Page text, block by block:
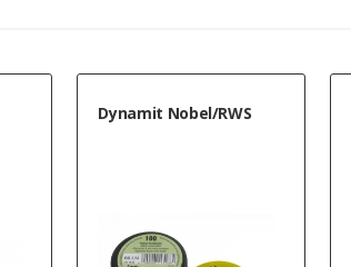
Dynamit Nobel/RWS